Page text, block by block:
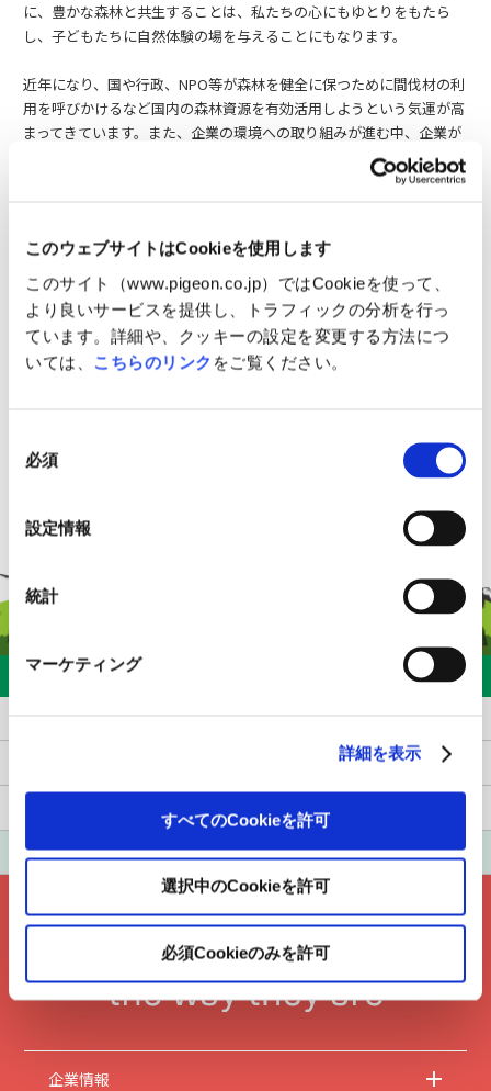
このウェブサイトはCookieを使用します
このサイト（www.pigeon.co.jp）ではCookieを使って、
より良いサービスを提供し、トラフィックの分析を行っ
ています。詳細や、クッキーの設定を変更する方法につ
いては、
こちらのリンク をご覧ください。
必須
設定情報
統計
マーケティング
詳細を表示
すべてのCookieを許可
選択中のCookieを許可
必須Cookieのみを許可
に、豊かな森林と共生することは、私たちの心にもゆとりをもたら
し、子どもたちに自然体験の場を与えることにもなります。
近年になり、国や行政、NPO等が森林を健全に保つために間伐材の利
用を呼びかけるなど国内の森林資源を有効活用しようという気運が高
まってきています。また、企業の環境への取り組みが進む中、企業が
国有林などの保全、整備に資金や人材を提供する「法人（企業）の
植えた木は80,000本にのぼり、総面積が東京ドーム6個分になりまし
た。21年目の2007年からは、これまでの国有林での活動より一歩進
め、新たに購入したゴルフ場予定地として計画され、長年放置されて
いた土地を『ピジョン美和の森』として新しい森林づくりを始めまし
た。現在、ログハウス『すくすくハウス』が完成し、せせらぎには散
策の小路が出来ています。
育樹について
日本の森をめぐる問題と期待
企業情報